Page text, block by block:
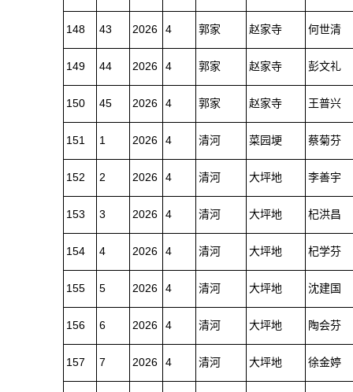
148 43 2026 4 郭家 赵家寺 何世清
149 44 2026 4 郭家 赵家寺 彭文礼
150 45 2026 4 郭家 赵家寺 王普兴
151 1 2026 4 清河 菜园埂 蔡菊芬
152 2 2026 4 清河 大坪地 李善宇
153 3 2026 4 清河 大坪地 杞洪昌
154 4 2026 4 清河 大坪地 杞学芬
155 5 2026 4 清河 大坪地 沈建国
156 6 2026 4 清河 大坪地 陶会芬
157 7 2026 4 清河 大坪地 徐金婷